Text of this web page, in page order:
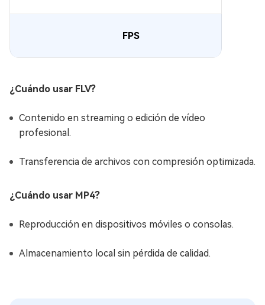
FPS
¿Cuándo usar FLV?
Contenido en streaming o edición de vídeo
profesional.
Transferencia de archivos con compresión optimizada.
¿Cuándo usar MP4?
Reproducción en dispositivos móviles o consolas.
Almacenamiento local sin pérdida de calidad.